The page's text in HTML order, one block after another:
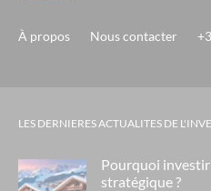
À propos Nous contacter
LES DERNIERES ACTUALITES DE
Pourquoi
stratégique ?